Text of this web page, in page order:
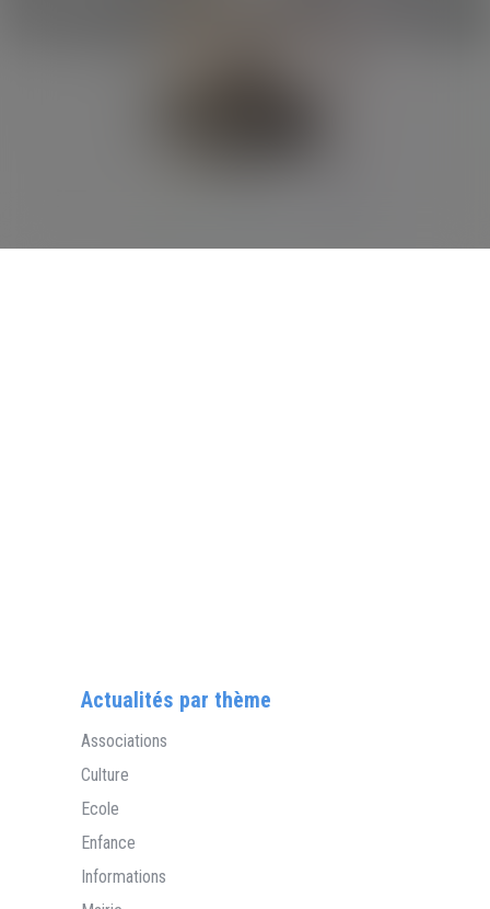
Actualités par thème
Associations
Culture
Ecole
Enfance
Informations